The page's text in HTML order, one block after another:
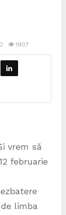
0 1907
vrem să
februarie
limba